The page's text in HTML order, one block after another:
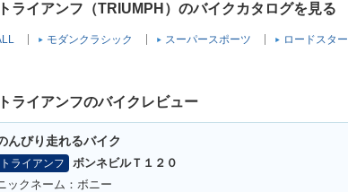
トライアンフ（TRIUMPH）のバイクカタログを見る
モダンクラシック スーパースポーツ ロードスター
トライアンフのバイクレビュー
んびり走れるバイク
トライアンフ
ボンネビルＴ１２０
ックネーム：ボニー